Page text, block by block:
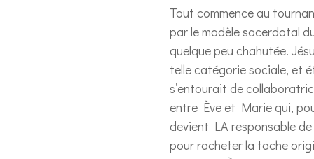
Tout commence au
par le modèle sacerdotal
quelque peu chahutée.
telle catégorie sociale, et
s’entourait de
entre Ève et Marie qui,
devient LA responsable de
pour racheter la tache